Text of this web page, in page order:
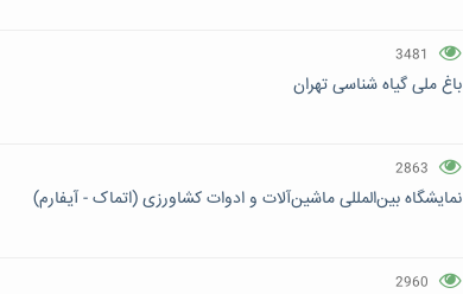
3481
باغ ملی گیاه شناسی تهران
2863
نمایشگاه بین‌المللی ماشین‌آلات و ادوات کشاورزی (اتماک - آیفارم)
2960